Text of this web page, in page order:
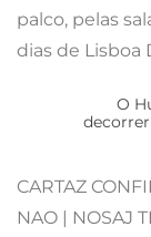
palco, pelas
dias de Lisboa
O
CARTAZ
NAO | NOSAJ